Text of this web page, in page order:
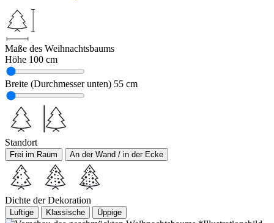
Maße des Weihnachtsbaums
Höhe 100 cm
Breite (Durchmesser unten) 55 cm
Standort
Frei im Raum An der Wand / in der Ecke
Dichte der Dekoration
Luftige Klassische Üppige